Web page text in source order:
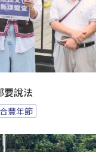
要說法
豐年節